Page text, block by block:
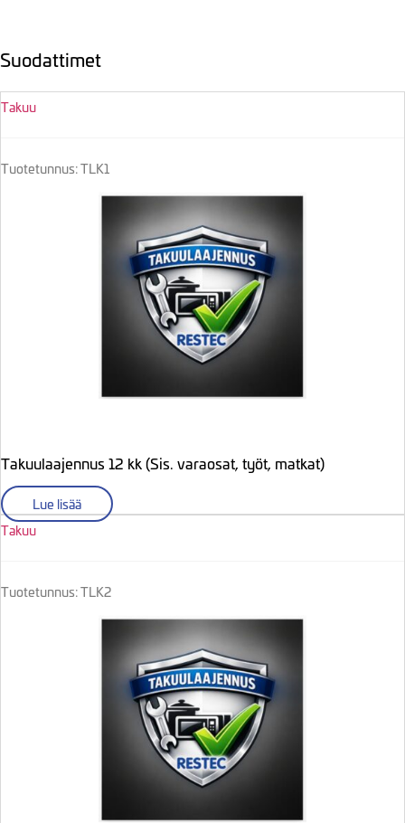
Suodattimet
Takuu
Tuotetunnus: TLK1
Takuulaajennus 12 kk (Sis. varaosat, työt, matkat)
Lue lisää
Takuu
Tuotetunnus: TLK2